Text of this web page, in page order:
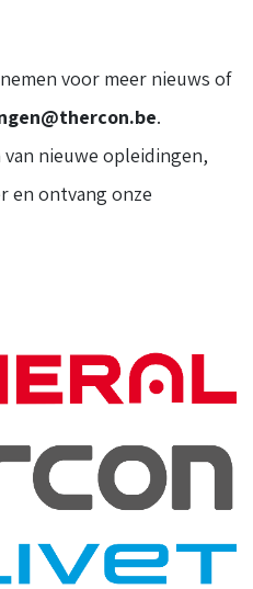
voor meer nieuws of
.
nieuwe opleidingen,
en ontvang onze